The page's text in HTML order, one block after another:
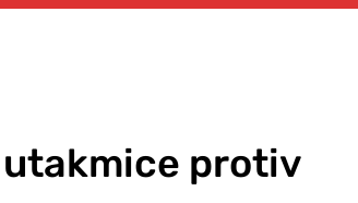
utakmice protiv